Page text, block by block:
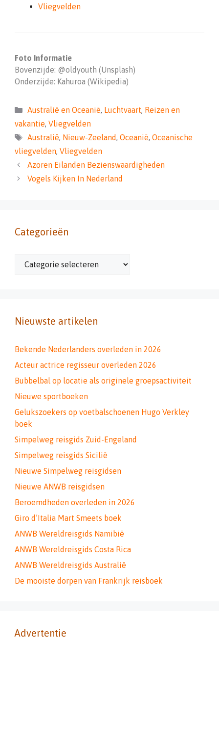
Vliegvelden
Foto Informatie
Bovenzijde: @oldyouth (Unsplash)
Onderzijde: Kahuroa (Wikipedia)
Categorieën
Australië en Oceanië, Luchtvaart, Reizen en
vakantie, Vliegvelden
Tags
Australië, Nieuw-Zeeland, Oceanië, Oceanische
vliegvelden, Vliegvelden
Azoren Eilanden Bezienswaardigheden
Vogels Kijken In Nederland
Categorieën
Categorieën
Nieuwste artikelen
Bekende Nederlanders overleden in 2026
Acteur actrice regisseur overleden 2026
Bubbelbal op locatie als originele groepsactiviteit
Nieuwe sportboeken
Gelukszoekers op voetbalschoenen Hugo Verkley
boek
Simpelweg reisgids Zuid-Engeland
Simpelweg reisgids Sicilië
Nieuwe Simpelweg reisgidsen
Nieuwe ANWB reisgidsen
Beroemdheden overleden in 2026
Giro d’Italia Mart Smeets boek
ANWB Wereldreisgids Namibië
ANWB Wereldreisgids Costa Rica
ANWB Wereldreisgids Australië
De mooiste dorpen van Frankrijk reisboek
Advertentie